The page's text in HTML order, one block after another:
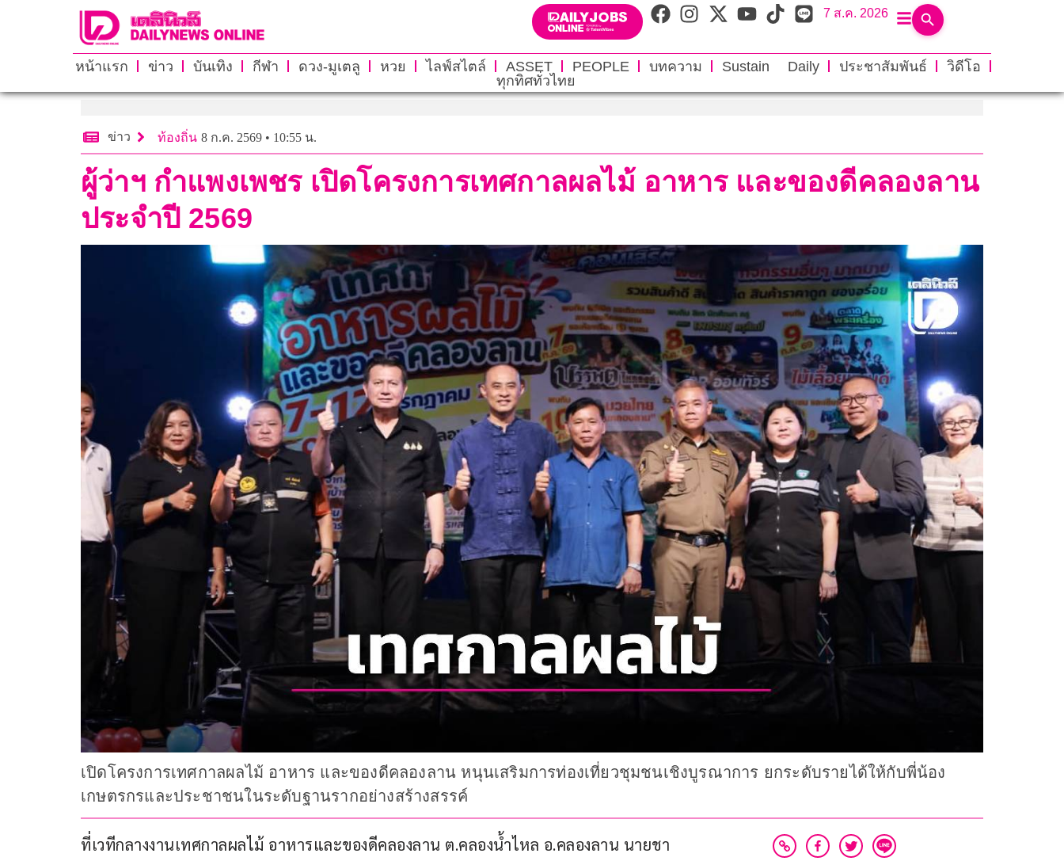
7 ส.ค. 2026
หน้าแรก ข่าว บันเทิง กีฬา ดวง-มูเตลู หวย ไลฟ์สไตล์ ASSET PEOPLE บทความ Sustain Daily ประชาสัมพันธ์
วิดีโอ
ทุกทิศทั่วไทย
ข่าว ท้องถิ่น 8 ก.ค. 2569 • 10:55 น.
ผู้ว่าฯ กำแพงเพชร เปิดโครงการเทศกาลผลไม้ อาหาร และของดีคลองลาน
ประจำปี 2569
เปิดโครงการเทศกาลผลไม้ อาหาร และของดีคลองลาน หนุนเสริมการท่องเที่ยวชุมชนเชิงบูรณาการ ยกระดับรายได้ให้กับพี่น้อง
เกษตรกรและประชาชนในระดับฐานรากอย่างสร้างสรรค์
ที่เวทีกลางงานเทศกาลผลไม้ อาหารและของดีคลองลาน ต.คลองน้ำไหล อ.คลองลาน นายชา